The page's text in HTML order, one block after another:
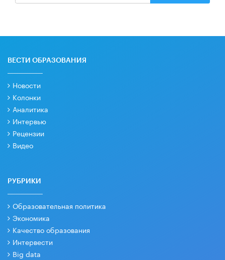
ВЕСТИ ОБРАЗОВАНИЯ
Новости
Колонки
Аналитика
Интервью
Рецензии
Видео
РУБРИКИ
Образовательная политика
Экономика
Качество образования
Интервести
Big data